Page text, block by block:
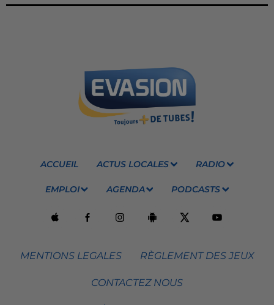
ACCUEIL ACTUS LOCALES RADIO
EMPLOI AGENDA PODCASTS
MENTIONS LEGALES RÈGLEMENT DES JEUX
CONTACTEZ NOUS